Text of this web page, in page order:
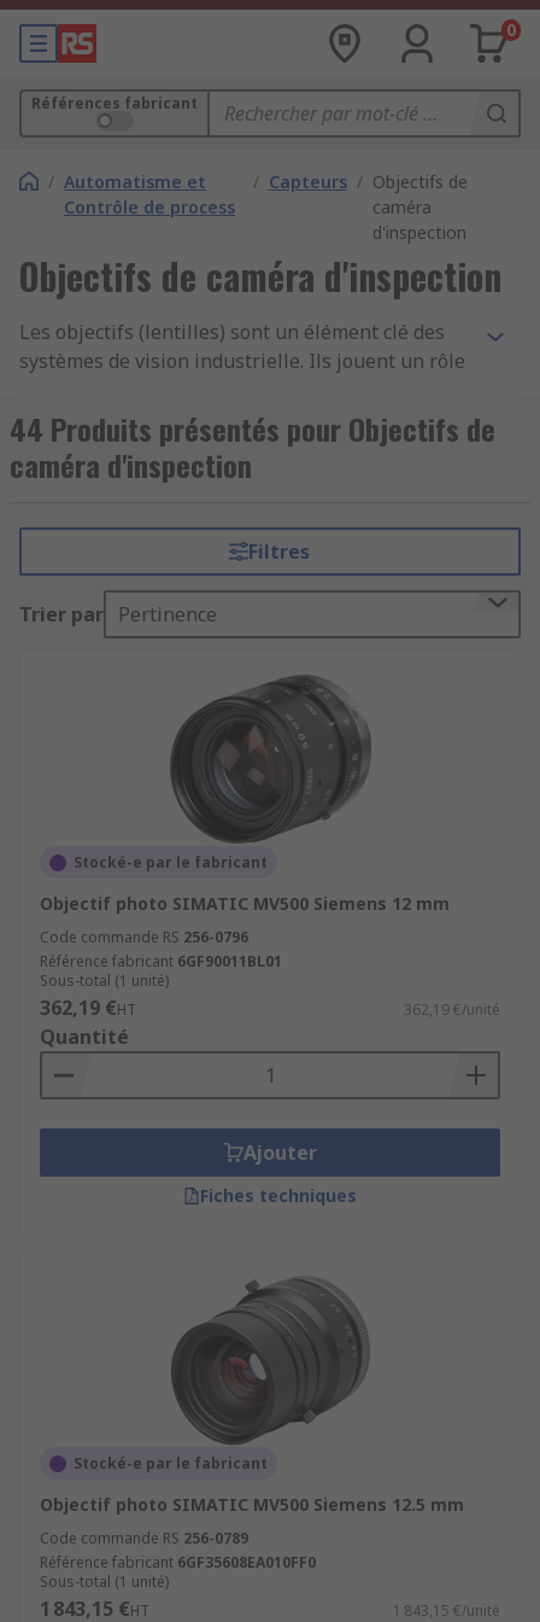
0
Références fabricant
/ Automatisme et
Contrôle de process
/ Capteurs / Objectifs de
caméra
d'inspection
Objectifs de caméra d'inspection
Les objectifs (lentilles) sont un élément clé des
systèmes de vision industrielle. Ils jouent un rôle
haute qualité, indispensables pour des
applications comme l’inspection, la mesure ou la
reconnaissance visuelle.
Choisir les bonnes lentilles
pour vos caméras
Ils sont un élément clé des systèmes de vision
industrielle, ils jouent un rôle essentiel dans la
capture d’images précises, indispensables pour
des applications comme l’inspection, la mesure
ou la reconnaissance visuelle.
Qu’est-ce qu’un objectif pour
caméra ?
Un objectif, dans le contexte de la vision
industrielle, est une lentille ou un ensemble de
lentilles qui focalise la lumière sur le capteur de
la caméra, il permet de capturer des images
nettes et détaillées, essentielles pour des
Les Composants Clés d’un Objectif
: Pour focaliser la
Diaphragme: Pour contrôler la quantité de
lumière entrante.
: Pour fixer l’objectif à la caméra.
Les différents types
d’optiques
Il existe plusieurs types d'optiques, chacun
adapté à des applications spécifiques :
44 Produits présentés pour Objectifs de
caméra d'inspection
Filtres
Trier par Pertinence
Stocké-e par le fabricant
Objectif photo SIMATIC MV500 Siemens 12 mm
Code commande RS 256-0796
Référence fabricant 6GF90011BL01
Sous-total (1 unité)
362,19 €HT 362,19 €/unité
Quantité
Ajouter
Fiches techniques
Stocké-e par le fabricant
Objectif photo SIMATIC MV500 Siemens 12.5 mm
Code commande RS 256-0789
Référence fabricant 6GF35608EA010FF0
Sous-total (1 unité)
1 843,15 €HT 1 843,15 €/unité